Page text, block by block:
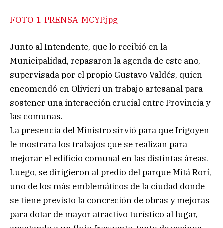
FOTO-1-PRENSA-MCYP.jpg
Junto al Intendente, que lo recibió en la
Municipalidad, repasaron la agenda de este año,
supervisada por el propio Gustavo Valdés, quien
encomendó en Olivieri un trabajo artesanal para
sostener una interacción crucial entre Provincia y
las comunas.
La presencia del Ministro sirvió para que Irigoyen
le mostrara los trabajos que se realizan para
mejorar el edificio comunal en las distintas áreas.
Luego, se dirigieron al predio del parque Mitá Rorí,
uno de los más emblemáticos de la ciudad donde
se tiene previsto la concreción de obras y mejoras
para dotar de mayor atractivo turístico al lugar,